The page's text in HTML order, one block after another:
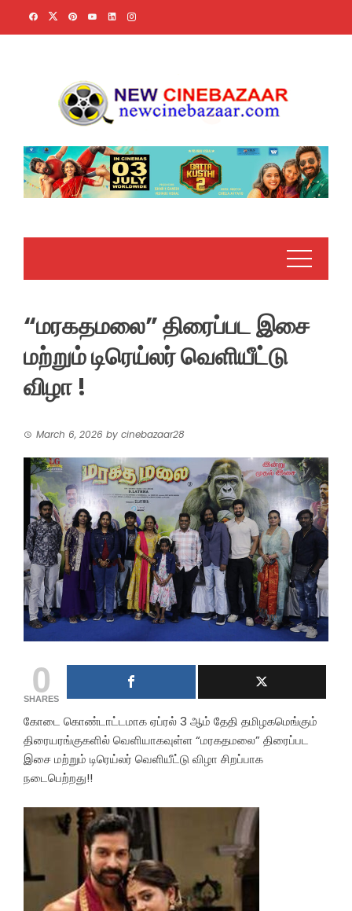
“மரகதமலை” திரைப்பட இசை
மற்றும் டிரெய்லர் வெளியீட்டு
விழா !
March 6, 2026 by cinebazaar28
0
SHARES
கோடை கொண்டாட்டமாக ஏப்ரல் 3 ஆம் தேதி தமிழகமெங்கும்
திரையரங்குகளில் வெளியாகவுள்ள “மரகதமலை” திரைப்பட
இசை மற்றும் டிரெய்லர் வெளியீட்டு விழா சிறப்பாக
நடைபெற்றது!!